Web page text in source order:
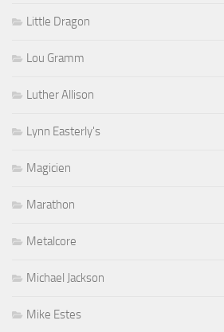
Little Dragon
Lou Gramm
Luther Allison
Lynn Easterly's
Magicien
Marathon
Metalcore
Michael Jackson
Mike Estes